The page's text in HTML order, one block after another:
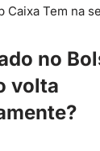
Caixa Tem na
no
volta